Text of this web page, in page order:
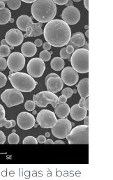
ligas à base